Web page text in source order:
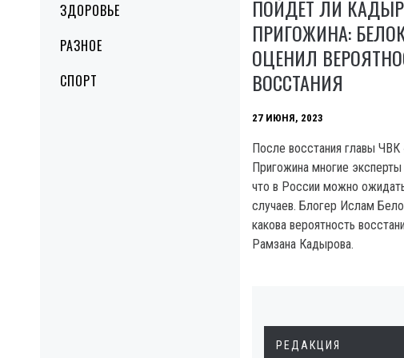
ЗДОРОВЬЕ
РАЗНОЕ
СПОРТ
ПОЙДЕТ ЛИ
ПРИГОЖИНА:
ОЦЕНИЛ
ВОССТАНИЯ
27 ИЮНЯ, 2023
После восстания главы ЧВК
Пригожина многие
что в России можно
случаев. Блогер Ислам
какова вероятность
Рамзана Кадырова.
РЕДАКЦИЯ